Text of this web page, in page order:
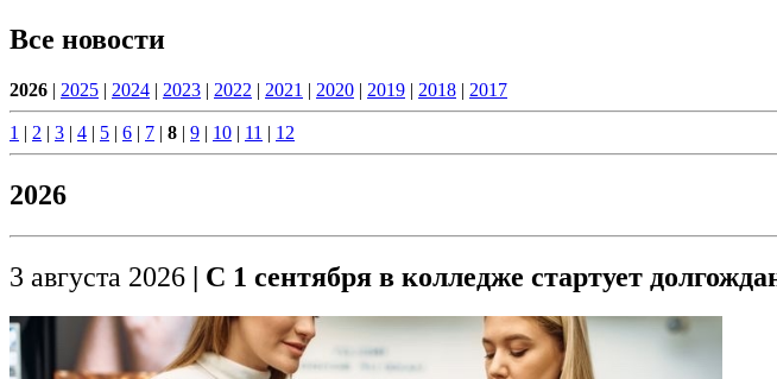
Все новости
2026 | 2025 | 2024 | 2023 | 2022 | 2021 | 2020 | 2019 | 2018 | 2017
1 | 2 | 3 | 4 | 5 | 6 | 7 | 8 | 9 | 10 | 11 | 12
2026
3 августа 2026 | С 1 сентября в колледже стартует